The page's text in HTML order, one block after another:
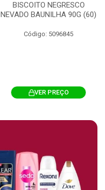
BISCOITO NEGRESCO
NEVADO BAUNILHA 90G (60)
Código: 5096845
VER PREÇO